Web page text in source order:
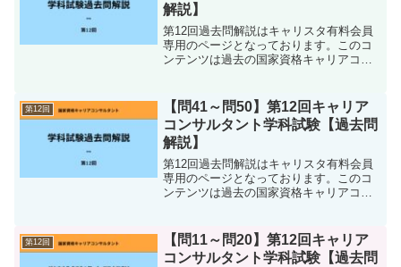
解説】
第12回過去問解説はキャリスタ有料会員
専用のページとなっております。このコ
ンテンツは過去の国家資格キャリアコン
コンスタディ内の学習ページ 語呂合わせ
などをまとめ...
第12回
【問41～問50】第12回キャリア
コンサルタント学科試験【過去問
解説】
第12回過去問解説はキャリスタ有料会員
専用のページとなっております。このコ
ンテンツは過去の国家資格キャリアコン
コンスタディ内の学習ページ 語呂合わせ
などをまとめ...
第12回
【問11～問20】第12回キャリア
コンサルタント学科試験【過去問